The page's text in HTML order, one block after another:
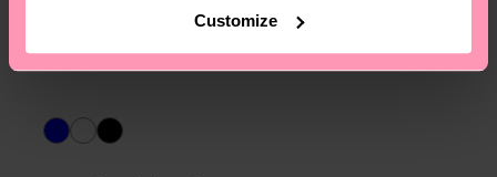
Customize